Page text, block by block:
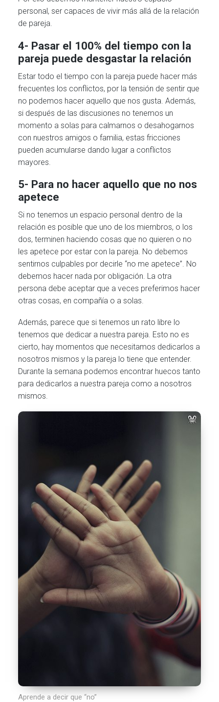
personal, ser capaces de vivir más allá de la relación
de pareja.
4- Pasar el 100% del tiempo con la
pareja puede desgastar la relación
Estar todo el tiempo con la pareja puede hacer más
frecuentes los conflictos, por la tensión de sentir que
no podemos hacer aquello que nos gusta. Además,
si después de las discusiones no tenemos un
momento a solas para calmarnos o desahogarnos
con nuestros amigos o familia, estas fricciones
pueden acumularse dando lugar a conflictos
mayores.
5- Para no hacer aquello que no nos
apetece
Si no tenemos un espacio personal dentro de la
relación es posible que uno de los miembros, o los
dos, terminen haciendo cosas que no quieren o no
les apetece por estar con la pareja. No debemos
sentirnos culpables por decirle “no me apetece”. No
debemos hacer nada por obligación. La otra
persona debe aceptar que a veces preferimos hacer
otras cosas, en compañía o a solas.
Además, parece que si tenemos un rato libre lo
tenemos que dedicar a nuestra pareja. Esto no es
cierto, hay momentos que necesitamos dedicarlos a
nosotros mismos y la pareja lo tiene que entender.
Durante la semana podemos encontrar huecos tanto
para dedicarlos a nuestra pareja como a nosotros
mismos.
Aprende a decir que “no”